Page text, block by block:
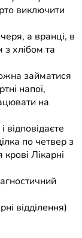
виключити
а вранці, в
хлібом та
займатися
напої,
на
по четвер з
Лікарні
відділення)